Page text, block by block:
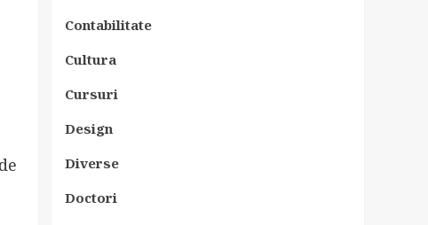
Contabilitate
Cultura
Cursuri
Design
Diverse
Doctori